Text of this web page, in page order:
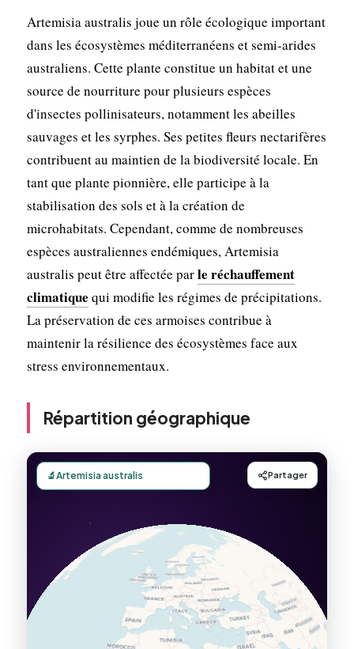
Artemisia australis joue un rôle écologique important
dans les écosystèmes méditerranéens et semi-arides
australiens. Cette plante constitue un habitat et une
source de nourriture pour plusieurs espèces
d'insectes pollinisateurs, notamment les abeilles
sauvages et les syrphes. Ses petites fleurs nectarifères
contribuent au maintien de la biodiversité locale. En
tant que plante pionnière, elle participe à la
stabilisation des sols et à la création de
microhabitats. Cependant, comme de nombreuses
espèces australiennes endémiques, Artemisia
australis peut être affectée parle réchauffement
climatique qui modifie les régimes de précipitations.
La préservation de ces armoises contribue à
maintenir la résilience des écosystèmes face aux
stress environnementaux.
Répartition géographique